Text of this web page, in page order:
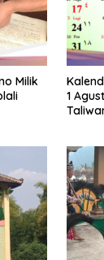
Milik
1